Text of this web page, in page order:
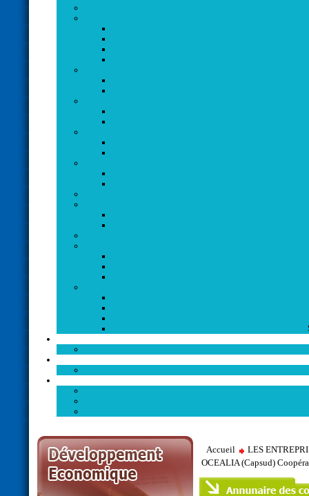
Accueil
LES
OCEALIA (Capsud)